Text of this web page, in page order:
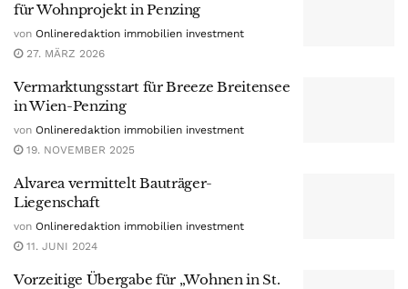
für Wohnprojekt in Penzing
von Onlineredaktion immobilien investment
27. MÄRZ 2026
Vermarktungsstart für Breeze Breitensee
in Wien-Penzing
von Onlineredaktion immobilien investment
19. NOVEMBER 2025
Alvarea vermittelt Bauträger-
Liegenschaft
von Onlineredaktion immobilien investment
11. JUNI 2024
Vorzeitige Übergabe für „Wohnen in St.